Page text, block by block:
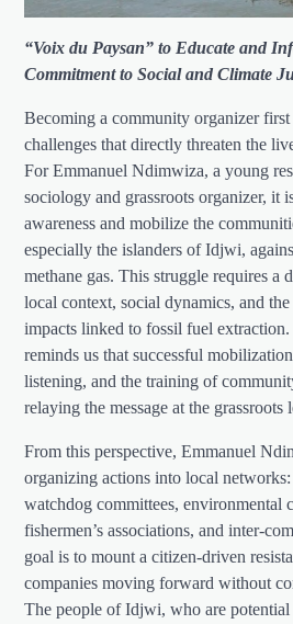
“Voix du Paysan” to Educate and
Commitment to Social and Climate
Becoming a community organizer first
challenges that directly threaten the
For Emmanuel Ndimwiza, a young
sociology and grassroots organizer, it
awareness and mobilize the
especially the islanders of Idjwi,
methane gas. This struggle requires a
local context, social dynamics, and
impacts linked to fossil fuel
reminds us that successful
listening, and the training of
relaying the message at the grassroots
From this perspective, Emmanuel
organizing actions into local
watchdog committees, environmental
fishermen’s associations, and inter-
goal is to mount a citizen-driven
companies moving forward without
The people of Idjwi, who are